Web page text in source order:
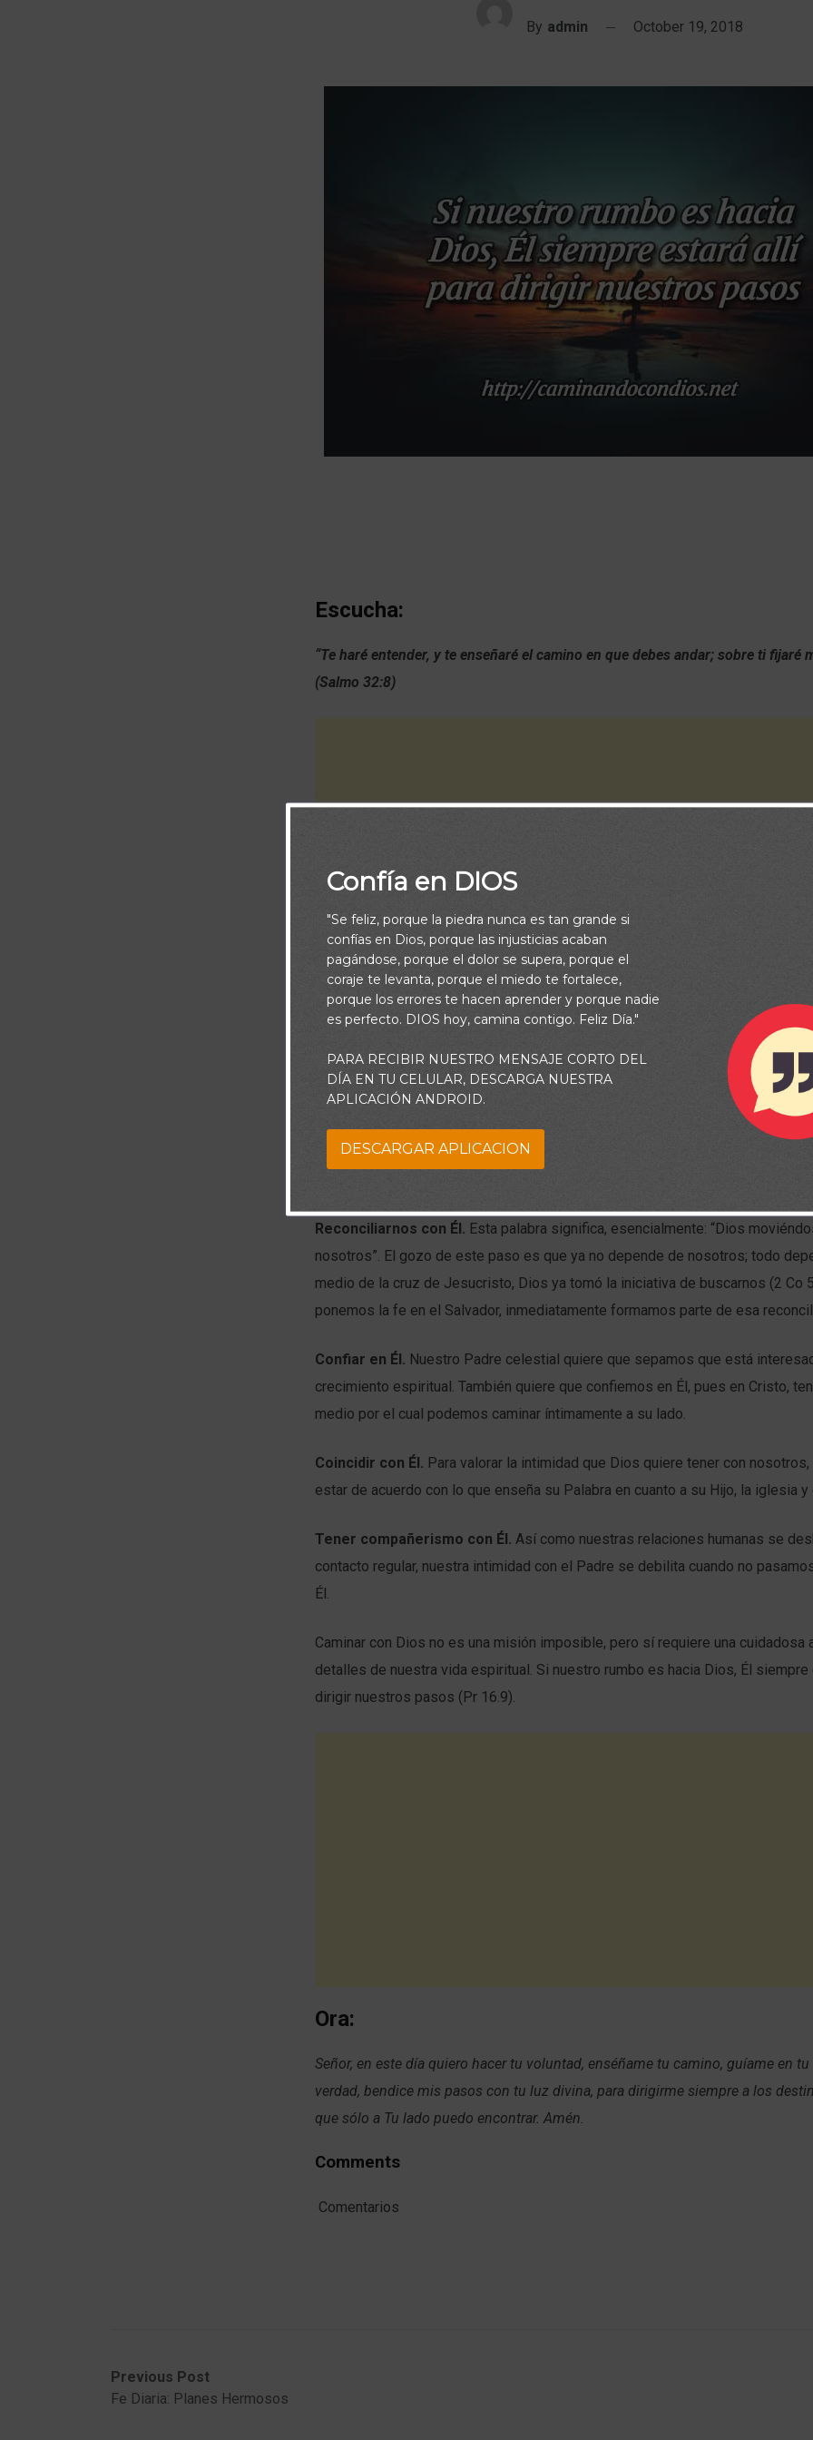
By admin October 19, 2018
Escucha:
“Te haré entender, y te enseñaré el camino en que debes andar; sobre ti fijaré
(Salmo 32:8)
Piensa:
Enoc caminaba tan de cerca del Señor, que la Biblia dice: “Y desapareció,
Dios” (Gn 5.24). Esto significa que Enoc no murió, sino que fue llevado
presencia del Señor. ¡Qué testimonio tan maravilloso!
Al tratar de seguir a Dios con la misma pasión de Enoc, aprendemos algunos
Reconciliarnos con Él. Esta palabra significa, esencialmente: “Dios
nosotros”. El gozo de este paso es que ya no depende de nosotros; todo
medio de la cruz de Jesucristo, Dios ya tomó la iniciativa de buscarnos (2 Co
ponemos la fe en el Salvador, inmediatamente formamos parte de esa
Confiar en Él. Nuestro Padre celestial quiere que sepamos que está
crecimiento espiritual. También quiere que confiemos en Él, pues en Cristo,
medio por el cual podemos caminar íntimamente a su lado.
Coincidir con Él. Para valorar la intimidad que Dios quiere tener con
estar de acuerdo con lo que enseña su Palabra en cuanto a su Hijo, la iglesia y
Tener compañerismo con Él. Así como nuestras relaciones humanas se
contacto regular, nuestra intimidad con el Padre se debilita cuando no
Él.
Caminar con Dios no es una misión imposible, pero sí requiere una cuidadosa
detalles de nuestra vida espiritual. Si nuestro rumbo es hacia Dios, Él siempre
dirigir nuestros pasos (Pr 16.9).
Ora:
Señor, en este día quiero hacer tu voluntad, enséñame tu camino, guíame en tu
verdad, bendice mis pasos con tu luz divina, para dirigirme siempre a los
que sólo a Tu lado puedo encontrar. Amén.
Comments
Comentarios
Previous Post
Fe Diaria: Planes Hermosos
Confía en DIOS
"Se feliz, porque la piedra nunca es tan grande si
confías en Dios, porque las injusticias acaban
pagándose, porque el dolor se supera, porque el
coraje te levanta, porque el miedo te fortalece,
porque los errores te hacen aprender y porque nadie
es perfecto. DIOS hoy, camina contigo. Feliz Día."
PARA RECIBIR NUESTRO MENSAJE CORTO DEL
DÍA EN TU CELULAR, DESCARGA NUESTRA
APLICACIÓN ANDROID.
DESCARGAR APLICACION